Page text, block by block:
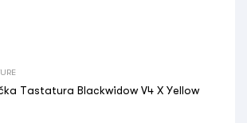
Tastatura Blackwidow V4 X Yellow